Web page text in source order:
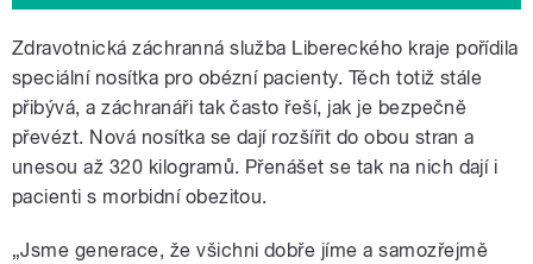
Zdravotnická záchranná služba Libereckého kraje pořídila
speciální nosítka pro obézní pacienty. Těch totiž stále
přibývá, a záchranáři tak často řeší, jak je bezpečně
převézt. Nová nosítka se dají rozšířit do obou stran a
unesou až 320 kilogramů. Přenášet se tak na nich dají i
pacienti s morbidní obezitou.
„Jsme generace, že všichni dobře jíme a samozřejmě